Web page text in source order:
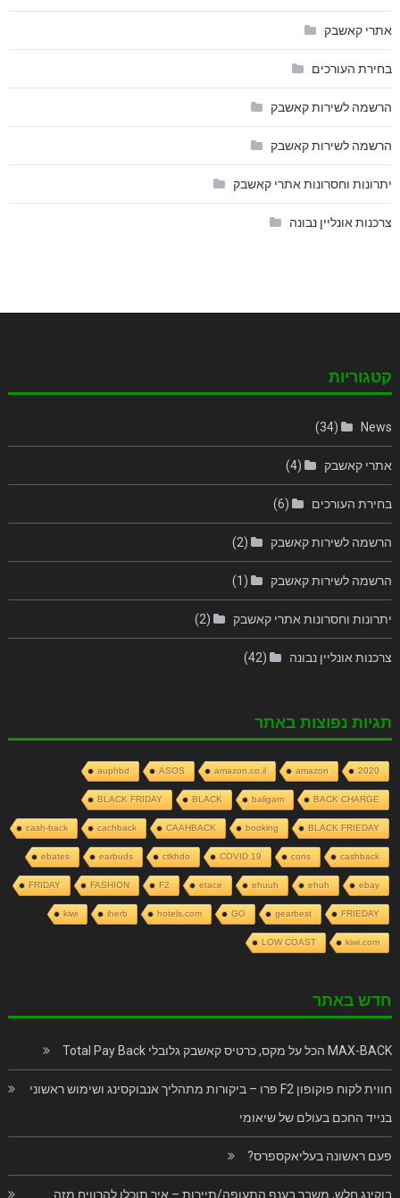
אתרי קאשבק
בחירת העורכים
הרשמה לשירות קאשבק
הרשמה לשירות קאשבק
יתרונות וחסרונות אתרי קאשבק
צרכנות אונליין נבונה
קטגוריות
News
(34)
אתרי קאשבק (4)
בחירת העורכים (6)
הרשמה לשירות קאשבק (2)
הרשמה לשירות קאשבק (1)
יתרונות וחסרונות אתרי קאשבק (2)
צרכנות אונליין נבונה (42)
תגיות נפוצות באתר
2020
amazon
amazon.co.il
ASOS
auphbd
BACK CHARGE
baligam
BLACK
BLACK FRIDAY
BLACK FRIEDAY
booking
CAAHBACK
cachback
cash-back
cashback
cons
COVID 19
ctkhdo
earbuds
ebates
ebay
ehuh
ehuuh
etace
F2
FASHION
FRIDAY
FRIEDAY
gearbest
GO
hotels.com
iherb
kiwi
kiwi.com
LOW COAST
חדש באתר
MAX-BACK הכל על מקס, כרטיס קאשבק גלובלי Total Pay Back
חווית לקוח פוקופון F2 פרו – ביקורות מתהליך אנבוקסינג ושימוש ראשוני
בנייד החכם בעולם של שיאומי
פעם ראשונה בעליאקספרס?
בוקינג חלש, משבר בענף התעופה/תיירות – איך תוכלו להרוויח מזה